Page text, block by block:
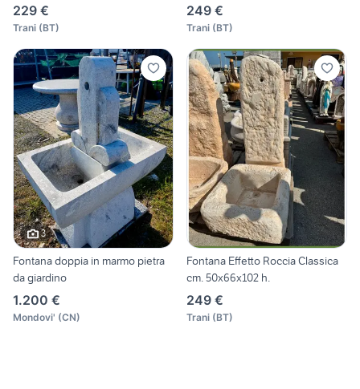
229 €
Trani (BT)
249 €
Trani (BT)
3
Fontana doppia in marmo pietra
da giardino
1.200 €
Mondovi' (CN)
Fontana Effetto Roccia Classica
cm. 50x66x102 h.
249 €
Trani (BT)